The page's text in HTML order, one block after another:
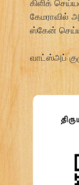
கேமராவில்
ஸ்கேன்
வாட்ஸ்அப்